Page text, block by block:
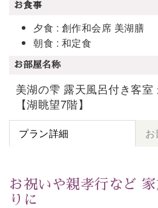
お食事
夕食 : 創作和会席 美湖膳
朝食 : 和定食
お部屋名称
美湖の雫 露天風呂付き客室
【湖眺望7階】
プラン詳細 お
お祝いや親孝行など
りに